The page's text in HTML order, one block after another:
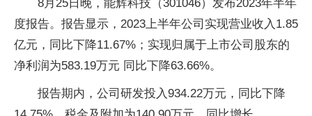
8月25日晚，能辉科技（301046）发布2023年半年
度报告。报告显示，2023上半年公司实现营业收入1.85
亿元，同比下降11.67%；实现归属于上市公司股东的
净利润为583.19万元 同比下降63.66%。
报告期内，公司研发投入934.22万元，同比下降